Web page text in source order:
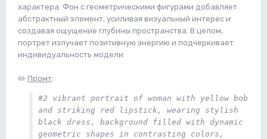
характера. Фон с геометрическими фигурами добавляет
абстрактный элемент, усиливая визуальный интерес и
создавая ощущение глубины пространства. В целом,
портрет излучает позитивную энергию и подчеркивает
индивидуальность модели
✏️ Промт:
#2 vibrant portrait of woman with yellow bob
and striking red lipstick, wearing stylish
black dress, background filled with dynamic
geometric shapes in contrasting colors,